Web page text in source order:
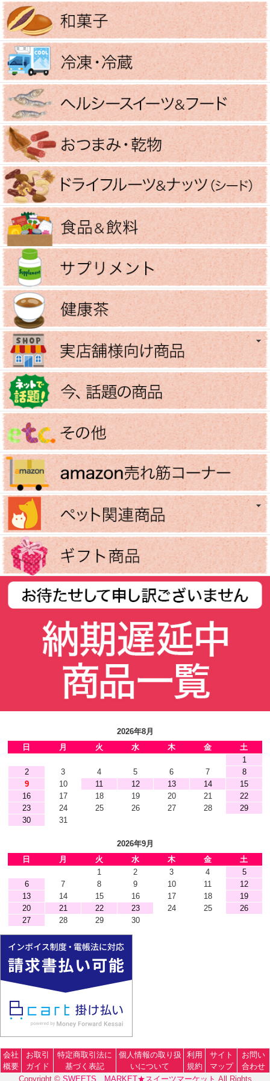
2026年8月
日
月 火 水 木 金
土
1
2
3 4 5 6 7
8
9
10 11 12 13 14
15
16
17 18 19 20 21
22
23
24 25 26 27 28
29
30
31
2026年9月
日
月 火 水 木 金
土
1
2 3 4
5
6
7 8 9 10 11
12
13
14 15 16 17 18
19
20
21 22 23 24 25
26
27
28 29 30
会社
概要
お取引
ガイド
特定商取引法に
基づく表記
個人情報の取り扱
いについて
利用
規約
サイト
マップ
お問い
合わせ
Copyright © SWEETS MARKET★スイーツマーケット All Rights